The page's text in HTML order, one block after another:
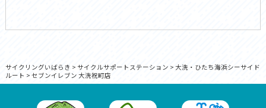
サイクリングいばらき > サイクルサポートステーション > 大洗・ひたち海浜シーサイド
ルート > セブンイレブン 大洗祝町店